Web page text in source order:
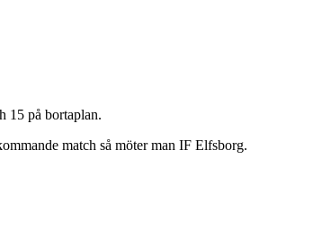
15 på bortaplan.
match så möter man IF Elfsborg.